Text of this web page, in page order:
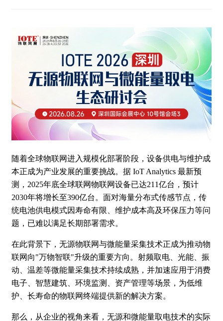
随着全球物联网进入规模化部署阶段，设备供电与维护成
本正成为产业发展的重要挑战。据 IoT Analytics 最新预
测，2025年底全球联网物联网设备已达211亿台，预计
2030年将增长至390亿台。面对海量分布式传感节点，传
统电池供电模式因寿命有限、维护成本高及环保压力等问
题，已难以满足长期部署需求。
在此背景下，无源物联网与微能量采集技术正成为推动物
联网向"万物智联"升级的重要方向。射频取电、光能、振
动、温差等微能量采集技术持续成熟，并加速应用于消费
电子、智慧建筑、环境监测、资产管理等场景，为低维
护、长寿命的物联网终端提供新的解决方案。
那么，从企业的视角来看，无源和微能量取电技术的实际